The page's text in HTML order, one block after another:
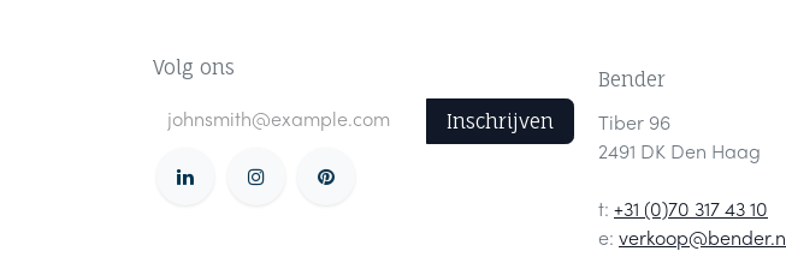
Volg ons
Inschrijven
Bender
Tiber 96
2491 DK Den Haag
t: +31 (0)70 317 43 10
e: verkoop@bender.nl